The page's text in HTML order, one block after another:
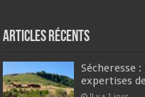
Articles récents
Sécheresse
expertises